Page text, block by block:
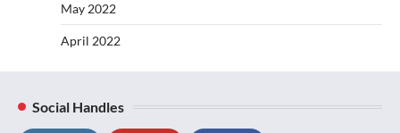
May 2022
April 2022
Social Handles